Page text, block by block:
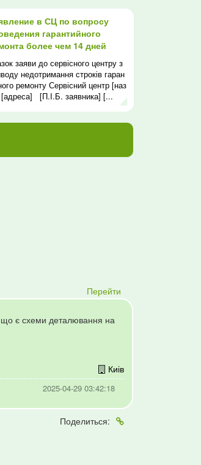
в СЦ по вопросу
гарантийного
более чем 14 дней
заяви до сервісного центру з
недотримання строків гаран
ремонту Сервісний центр [наз
[П.І.Б. заявника] [...
Перейти
що є схеми деталювання на
Киів
2025-04-29 03:42:18
Поделиться: